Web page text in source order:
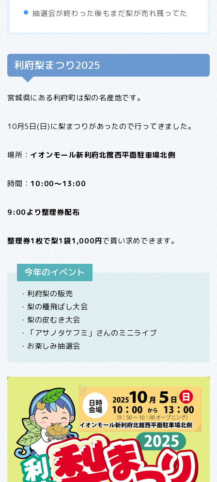
抽選会が終わった後もまだ梨が売れ残ってた
利府梨まつり2025
宮城県にある利府町は梨の名産地です。
10月5日(日)に梨まつりがあったので行ってきました。
場所： イオンモール新利府北館西平面駐車場北側
時間： 10:00～13:00
9:00より整理券配布
整理券1枚で梨1袋1,000円で買い求めできます。
今年のイベント
・利府梨の販売
・梨の種飛ばし大会
・梨の皮むき大会
・「アサノタケフミ」さんのミニライブ
・お楽しみ抽選会